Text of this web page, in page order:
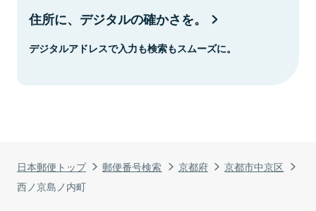
日本郵便トップ 郵便番号検索 京都府
京都市中京区
西ノ京島ノ内町
住所に、デジタルの確かさを。
デジタルアドレスで入力も検索もスムーズに。